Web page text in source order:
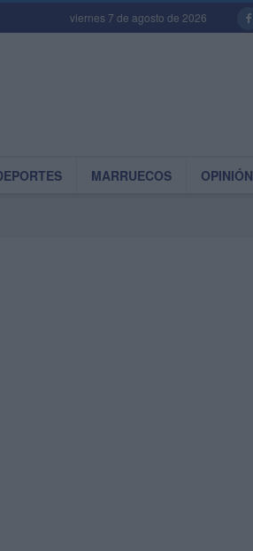
viernes 7 de agosto de 2026
MARRUECOS OPINIÓN